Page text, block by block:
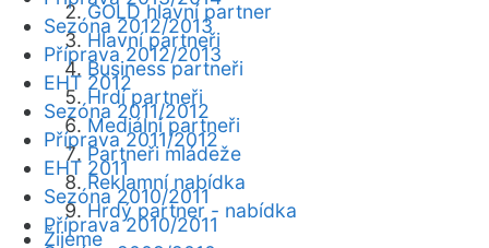
GOLD hlavní partner
Hlavní partneři
Business partneři
Hrdí partneři
Mediální partneři
Partneři mládeže
Reklamní nabídka
Hrdý partner - nabídka
Žijeme
Sezóna 2012/2013
Příprava 2012/2013
EHT 2012
Sezóna 2011/2012
Příprava 2011/2012
EHT 2011
Sezóna 2010/2011
Příprava 2010/2011